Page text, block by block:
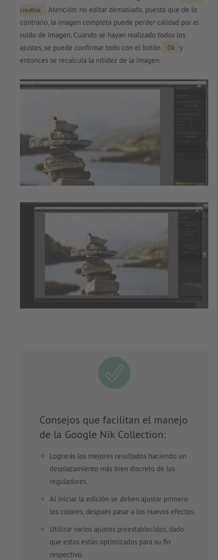
creativa
. Atención: no editar demasiado, puesto que de lo
contrario, la imagen completa puede perder calidad por el
ruido de imagen. Cuando se hayan realizado todos los
ajustes, se puede confirmar todo con el botón
Ok
y
entonces se recalcula la nitidez de la imagen.
Consejos que facilitan el manejo
de la Google Nik Collection:
Lograrás los mejores resultados haciendo un
desplazamiento más bien discreto de los
reguladores.
Al iniciar la edición se deben ajustar primero
los colores, después pasar a los nuevos efectos.
Utilizar varios ajustes preestablecidos, dado
que estos están optimizados para su fin
respectivo.